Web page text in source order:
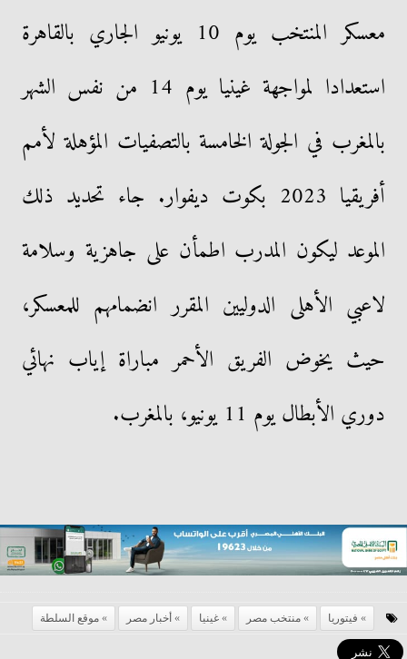
معسكر المنتخب يوم 10 يونيو الجاري بالقاهرة
استعدادا لمواجهة غينيا يوم 14 من نفس الشهر
بالمغرب في الجولة الخامسة بالتصفيات المؤهلة لأمم
أفريقيا 2023 بكوت ديفوار. جاء تحديد ذلك
الموعد ليكون المدرب اطمأن على جاهزية وسلامة
لاعبي الأهلى الدوليين المقرر انضمامهم للمعسكر،
حيث يخوض الفريق الأحمر مباراة إياب نهائي
دوري الأبطال يوم 11 يونيو، بالمغرب.
فيتوريا منتخب مصر غينيا أخبار مصر موقع السلطة